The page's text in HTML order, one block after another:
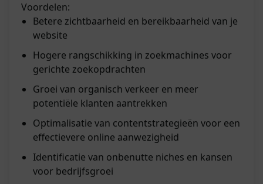
Voordelen:
Betere zichtbaarheid en bereikbaarheid van je
website
Hogere rangschikking in zoekmachines voor
gerichte zoekopdrachten
Groei van organisch verkeer en meer
potentiële klanten aantrekken
Optimalisatie van contentstrategieën voor een
effectievere online aanwezigheid
Identificatie van onbenutte niches en kansen
voor bedrijfsgroei